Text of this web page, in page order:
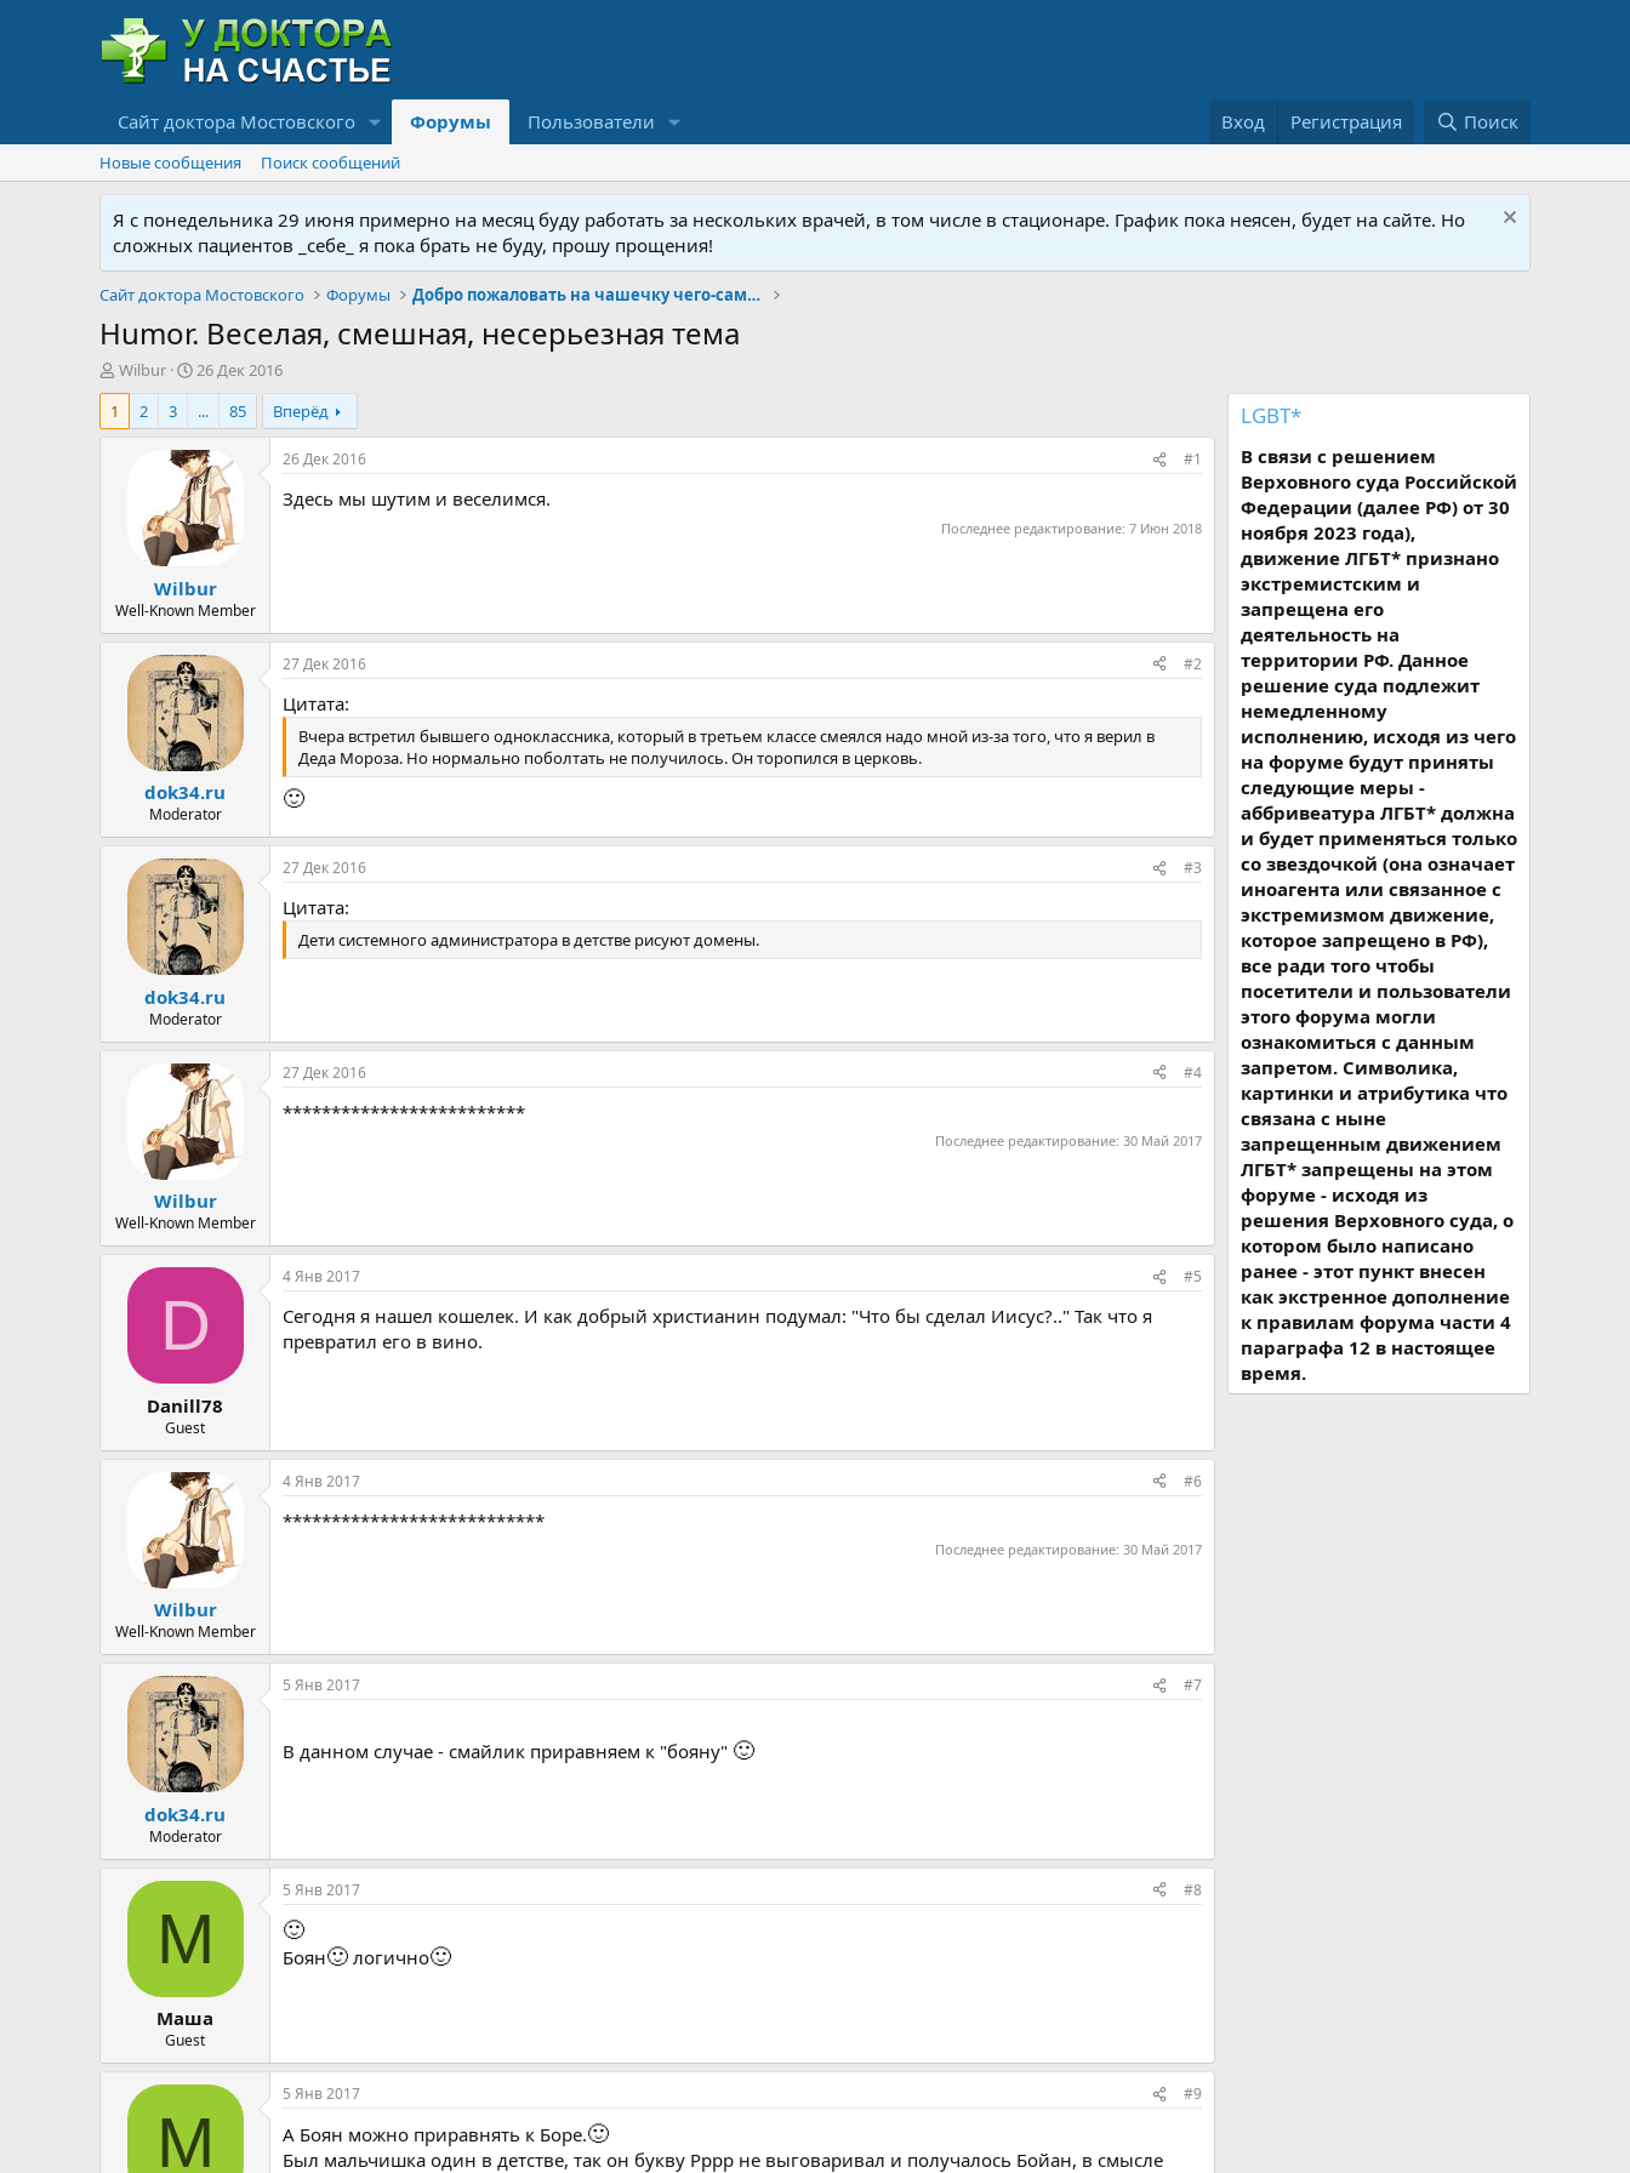
Сайт доктора Мостовского Форумы Пользователи Вход Регистрация Поиск
Новые сообщения Поиск сообщений
Я с понедельника 29 июня примерно на месяц буду работать за нескольких врачей, в том числе в стационаре. График пока неясен, будет на сайте. Но
сложных пациентов _себе_ я пока брать не буду, прошу прощения!
Сайт доктора Мостовского Форумы Добро пожаловать на чашечку чего-сами-знаете :)
Humor. Веселая, смешная, несерьезная тема
А
в
о
Wilbur
Д
а
т
а
н
а
ч
а
л
26 Дек 2016
1
2 3 ... 85 Вперёд
Wilbur
Well-Known Member
26 Дек 2016 #1
Здесь мы шутим и веселимся.
Последнее редактирование: 7 Июн 2018
dok34.ru
Moderator
27 Дек 2016 #2
Цитата:
Вчера встретил бывшего одноклассника, который в третьем классе смеялся надо мной из-за того, что я верил в
Деда Мороза. Но нормально поболтать не получилось. Он торопился в церковь.
🙂
dok34.ru
Moderator
27 Дек 2016 #3
Цитата:
Дети системного администратора в детстве рисуют домены.
Wilbur
Well-Known Member
27 Дек 2016 #4
*************************
Последнее редактирование: 30 Май 2017
D
Danill78
Guest
4 Янв 2017 #5
Сегодня я нашел кошелек. И как добрый христианин подумал: "Что бы сделал Иисус?.." Так что я
превратил его в вино.
Wilbur
Well-Known Member
4 Янв 2017 #6
***************************
Последнее редактирование: 30 Май 2017
dok34.ru
Moderator
5 Янв 2017 #7
В данном случае - смайлик приравняем к "бояну" 🙂
М
Маша
Guest
5 Янв 2017 #8
🙂
Боян🙂 логично🙂
М
5 Янв 2017 #9
А Боян можно приравнять к Боре.🙂
Был мальчишка один в детстве, так он букву Рррр не выговаривал и получалось Бойан, в смысле
LGBT*
В связи с решением
Верховного суда Российской
Федерации (далее РФ) от 30
ноября 2023 года),
движение ЛГБТ* признано
экстремистским и
запрещена его
деятельность на
территории РФ. Данное
решение суда подлежит
немедленному
исполнению, исходя из чего
на форуме будут приняты
следующие меры -
аббривеатура ЛГБТ* должна
и будет применяться только
со звездочкой (она означает
иноагента или связанное с
экстремизмом движение,
которое запрещено в РФ),
все ради того чтобы
посетители и пользователи
этого форума могли
ознакомиться с данным
запретом. Символика,
картинки и атрибутика что
связана с ныне
запрещенным движением
ЛГБТ* запрещены на этом
форуме - исходя из
решения Верховного суда, о
котором было написано
ранее - этот пункт внесен
как экстренное дополнение
к правилам форума части 4
параграфа 12 в настоящее
время.